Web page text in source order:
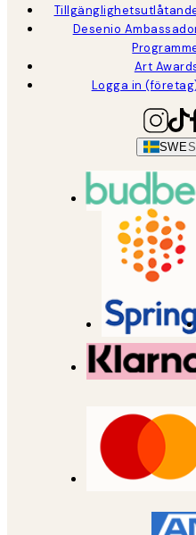
Desenio
Art
Logga in
SWE